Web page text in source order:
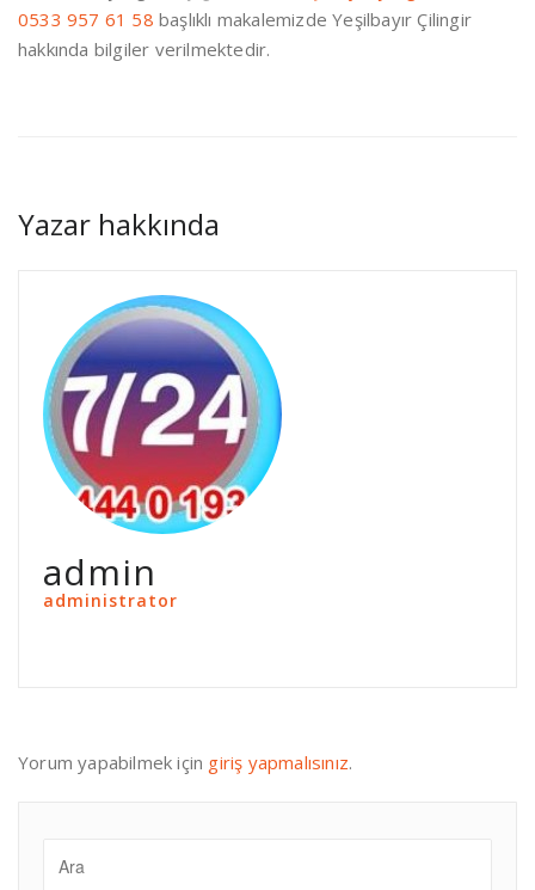
0533 957 61 58 başlıklı makalemizde Yeşilbayır Çilingir
hakkında bilgiler verilmektedir.
Yazar hakkında
admin
administrator
Yorum yapabilmek için giriş yapmalısınız.